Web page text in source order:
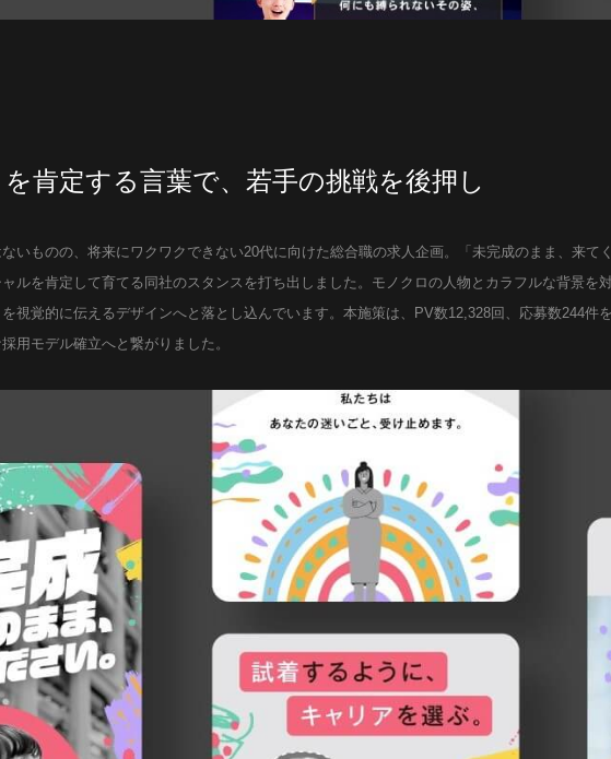
を肯定する言葉で、若手の挑戦を後押し
いものの、将来にワクワクできない20代に向けた総合職の求人企画。「未完成のまま、来て
ルを肯定して育てる同社のスタンスを打ち出しました。モノクロの人物とカラフルな背景を
視覚的に伝えるデザインへと落とし込んでいます。本施策は、PV数12,328回、応募数244件
用モデル確立へと繋がりました。